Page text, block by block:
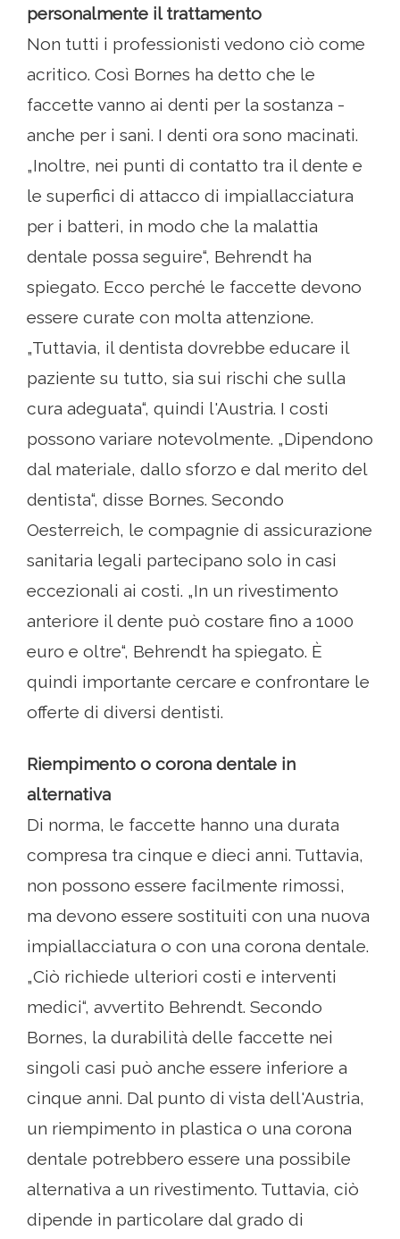
personalmente il trattamento
Non tutti i professionisti vedono ciò come
acritico. Così Bornes ha detto che le
faccette vanno ai denti per la sostanza -
anche per i sani. I denti ora sono macinati.
„Inoltre, nei punti di contatto tra il dente e
le superfici di attacco di impiallacciatura
per i batteri, in modo che la malattia
dentale possa seguire“, Behrendt ha
spiegato. Ecco perché le faccette devono
essere curate con molta attenzione.
„Tuttavia, il dentista dovrebbe educare il
paziente su tutto, sia sui rischi che sulla
cura adeguata“, quindi l'Austria. I costi
possono variare notevolmente. „Dipendono
dal materiale, dallo sforzo e dal merito del
dentista“, disse Bornes. Secondo
Oesterreich, le compagnie di assicurazione
sanitaria legali partecipano solo in casi
eccezionali ai costi. „In un rivestimento
anteriore il dente può costare fino a 1000
euro e oltre“, Behrendt ha spiegato. È
quindi importante cercare e confrontare le
offerte di diversi dentisti.
Riempimento o corona dentale in
alternativa
Di norma, le faccette hanno una durata
compresa tra cinque e dieci anni. Tuttavia,
non possono essere facilmente rimossi,
ma devono essere sostituiti con una nuova
impiallacciatura o con una corona dentale.
„Ciò richiede ulteriori costi e interventi
medici“, avvertito Behrendt. Secondo
Bornes, la durabilità delle faccette nei
singoli casi può anche essere inferiore a
cinque anni. Dal punto di vista dell'Austria,
un riempimento in plastica o una corona
dentale potrebbero essere una possibile
alternativa a un rivestimento. Tuttavia, ciò
dipende in particolare dal grado di